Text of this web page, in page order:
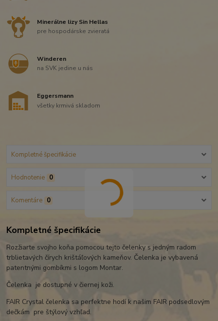
Minerálne lizy Sin Hellas
pre hospodárske zvieratá
Winderen
na SVK jedine u nás
Eggersmann
všetky krmivá skladom
Kompletné špecifikácie
Hodnotenie 0
Komentáre 0
Kompletné špecifikácie
Rozžiarte svojho koňa pomocou tejto čelenky s jedným radom
trblietavých čírych krištáľových kameňov. Čelenka je vybavená
patentnými gombíkmi s logom Montar.
Čelenka je dostupné v čiernej koži.
FAIR Crystal čelenka sa perfektne hodí k našim FAIR podsedlovým
dečkám pre štýlový vzhľad.